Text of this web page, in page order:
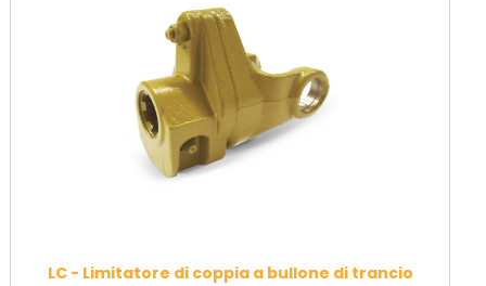
LC - Limitatore di coppia a bullone di trancio